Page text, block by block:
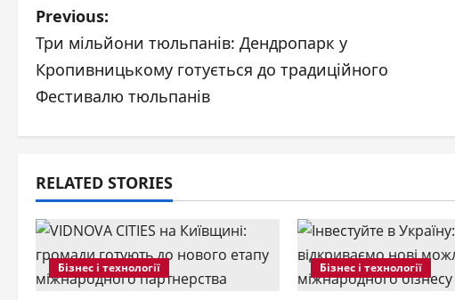
P
o
s
t
n
a
v
i
Previous:
Три мільйони тюльпанів: Дендропарк у
Кропивницькому готується до традиційного
Фестивалю тюльпанів
RELATED STORIES
Бізнес і технології Бізнес і технології